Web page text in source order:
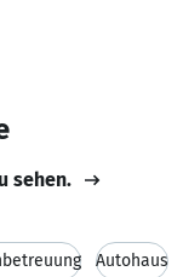
sehen.
Autohaus